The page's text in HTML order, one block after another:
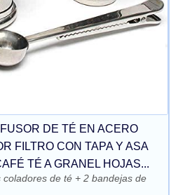
DE TÉ EN ACERO
FILTRO CON TAPA Y ASA
TÉ A GRANEL HOJAS...
de té + 2 bandejas de